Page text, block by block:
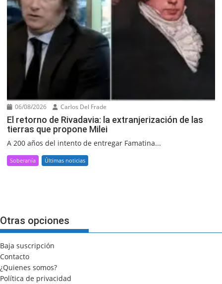
06/08/2026 Carlos Del Frade
El retorno de Rivadavia: la extranjerización de las
tierras que propone Milei
A 200 años del intento de entregar Famatina...
Soberanía Últimas noticias
Otras opciones
Baja suscripción
Contacto
¿Quienes somos?
Política de privacidad